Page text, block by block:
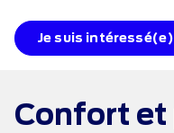
Je suis intéressé(e)
Confort et